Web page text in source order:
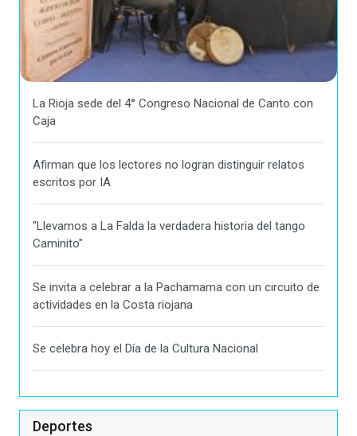
La Rioja sede del 4° Congreso Nacional de Canto con
Caja
Afirman que los lectores no logran distinguir relatos
escritos por IA
"Llevamos a La Falda la verdadera historia del tango
Caminito"
Se invita a celebrar a la Pachamama con un circuito de
actividades en la Costa riojana
Se celebra hoy el Día de la Cultura Nacional
Deportes